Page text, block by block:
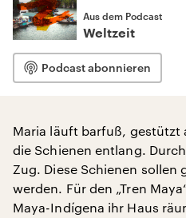
Aus dem Podcast
Weltzeit
Podcast abonnieren
Maria läuft barfuß, gestützt
die Schienen entlang.
Zug. Diese Schienen sollen
werden. Für den „Tren
Maya-Indígena ihr Haus